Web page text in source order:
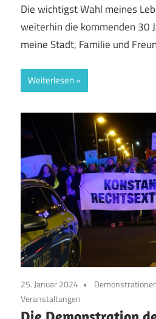
Die wichtigst Wahl meines
weiterhin die kommenden 30
meine Stadt, Familie und
Weiterlesen
25. Januar 2024
Veranstaltungen